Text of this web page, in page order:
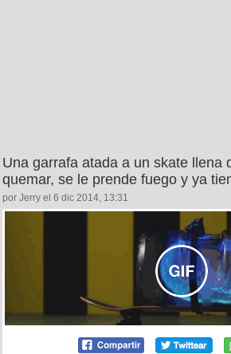
Una garrafa atada a un skate llena
quemar, se le prende fuego y ya
por Jerry el 6 dic 2014, 13:31